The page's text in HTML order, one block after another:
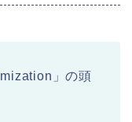
」の頭